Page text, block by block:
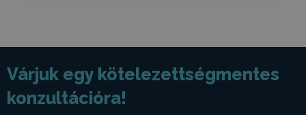
Várjuk egy kötelezettségmentes
konzultációra!